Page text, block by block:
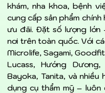
khám, nha khoa, bệnh
cung cấp sản phẩm
ưu đãi. Đặt số lượng lớn
nơi trên toàn quốc. Với
Microlife, Sagami,
Lucass, Hướng Dương,
Bayoka, Tanita, và nhiều
dụng cụ thẩm mỹ –